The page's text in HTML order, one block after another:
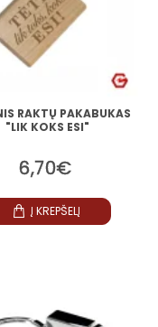
RAKTŲ PAKABUKAS
"LIK KOKS ESI"
6,70€
Į KREPŠELĮ